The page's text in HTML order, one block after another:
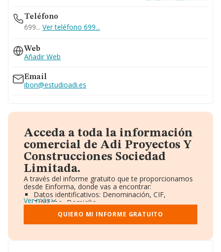
Teléfono
699... Ver teléfono 699...
Web
Añadir Web
Email
ibon@estudioadi.es
Acceda a toda la información
comercial de Adi Proyectos Y
Construcciones Sociedad
Limitada.
A través del informe gratuito que te proporcionamos
desde Einforma, donde vas a encontrar:
Datos identificativos: Denominación, CIF,
Teléfono, Domicilio.
Informe Mercantil Completo (BORME).
Gráficos de Evolución Ventas y Empleados.
Consejo de Administración y Administradores.
Accionistas.
Ver más
QUIERO MI INFORME GRATUITO